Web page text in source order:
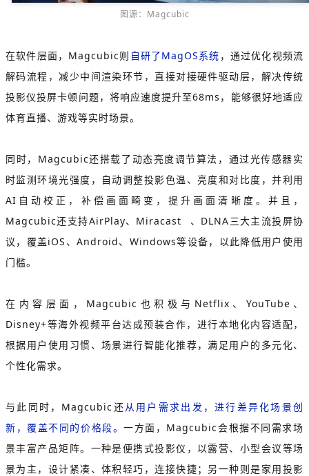
图源：Magcubic
在软件层面，Magcubic则 自研了MagOS系统 ，通过优化视频流
解码流程，减少中间渲染环节，直接对接硬件驱动层，解决传统
投影仪投屏卡顿问题，将响应速度提升至68ms，能够很好地适应
体育直播、游戏等实时场景。
同时，Magcubic还搭载了动态亮度调节算法，通过光传感器实
时监测环境光强度，自动调整投影色温、亮度和对比度，并利用
AI自动校正，补偿画面畸变，提升画面清晰度。并且，
Magcubic还支持AirPlay、 Miracast
、DLNA三大主流投屏协
议，覆盖iOS、Android、Windows等设备，以此降低用户使用
门槛。
在内容层面，Magcubic也积极与Netflix、YouTube、
Disney+等海外视频平台达成预装合作， 进行本地化内容适配，
根据用户使用习惯、场景进行智能化推荐，满足用户的多元化、
个性化需求。
与此同时，Magcubic还 从用户需求出发，进行差异化场景创
新，覆盖不同的价格段。一方面，Magcubic会根据不同需求场
景丰富产品矩阵。一种是便携式投影仪，以露营、小型会议等场
景为主，设计紧凑、体积轻巧，连接快捷；另一种则是家用投影